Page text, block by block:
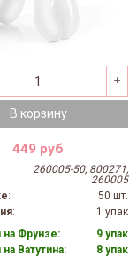
В корзину
449 руб
260005-50, 800271,
260005
:
50 шт.
:
1 упак
на Фрунзе:
9 упак
Ватутина:
8 упак